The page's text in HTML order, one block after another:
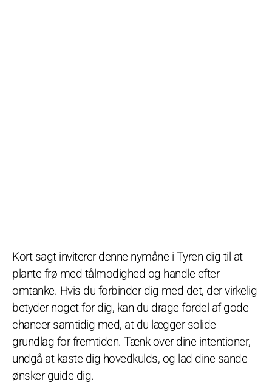
Kort sagt inviterer denne nymåne i Tyren dig til at
plante frø med tålmodighed og handle efter
omtanke. Hvis du forbinder dig med det, der virkelig
betyder noget for dig, kan du drage fordel af gode
chancer samtidig med, at du lægger solide
grundlag for fremtiden. Tænk over dine intentioner,
undgå at kaste dig hovedkulds, og lad dine sande
ønsker guide dig.